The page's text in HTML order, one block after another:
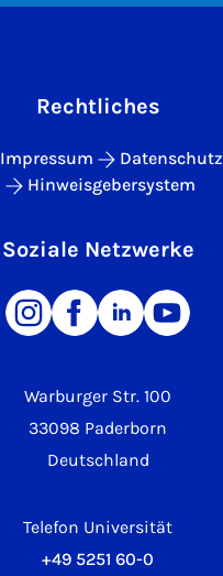
Warburger Str. 100
33098 Paderborn
Deutschland
Telefon Universität
+49 5251 60-0
Rechtliches
Impressum
Datenschutz
Hinweisgebersystem
Soziale Netzwerke